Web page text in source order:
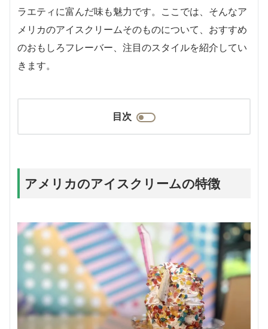
ラエティに富んだ味も魅力です。ここでは、そんなア
メリカのアイスクリームそのものについて、おすすめ
のおもしろフレーバー、注目のスタイルを紹介してい
きます。
目次
アメリカのアイスクリームの特徴